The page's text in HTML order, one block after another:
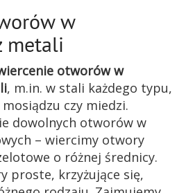
w
metali
otworów w
, m.in. w stali każdego typu,
czy miedzi.
dowolnych otworów w
– wiercimy otwory
o różnej średnicy.
proste, krzyżujące się,